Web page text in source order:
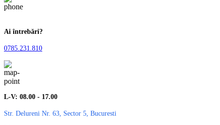
Ai întrebări?
0785.231.810
L-V: 08.00 - 17.00
Str. Delureni Nr. 63, Sector 5, Bucuresti